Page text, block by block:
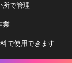
所で管理
業
で使用できます